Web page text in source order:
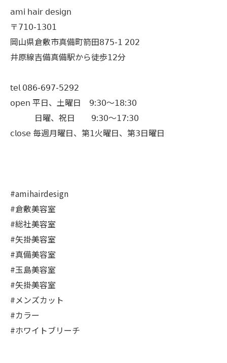
𝖺𝗆𝗂 𝗁𝖺𝗂𝗋 𝖽𝖾𝗌𝗂𝗀𝗇
〒𝟩𝟣𝟢-𝟣𝟥𝟢𝟣
岡山県倉敷市真備町箭田𝟪𝟩𝟧-𝟣 𝟤𝟢𝟤
井原線吉備真備駅から徒歩𝟣𝟤分
𝗍𝖾𝗅 𝟢𝟪𝟨-𝟨𝟫𝟩-𝟧𝟤𝟫𝟤
𝗈𝗉𝖾𝗇 平日、土曜日 𝟫:𝟥𝟢〜𝟣𝟪:𝟥𝟢
日曜、祝日 𝟫:𝟥𝟢〜𝟣𝟩:𝟥𝟢
𝖼𝗅𝗈𝗌𝖾 毎週月曜日、第𝟣火曜日、第𝟥日曜日
#amihairdesign
#倉敷美容室
#総社美容室
#矢掛美容室
#真備美容室
#玉島美容室
#矢掛美容室
#メンズカット
#カラー
#ホワイトブリーチ